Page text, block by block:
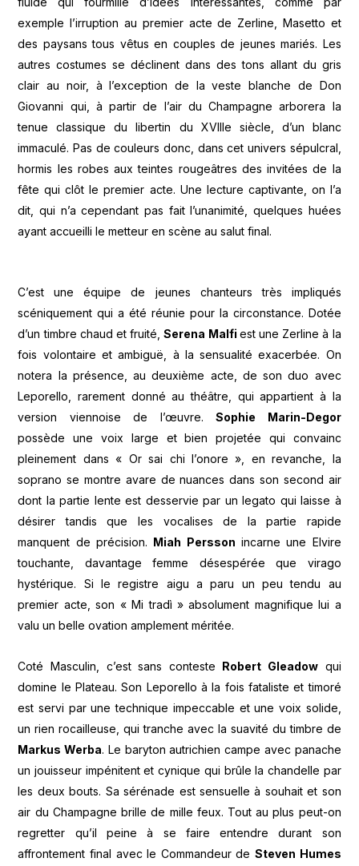
exemple l’irruption au premier acte de Zerline, Masetto et
des paysans tous vêtus en couples de jeunes mariés. Les
autres costumes se déclinent dans des tons allant du gris
clair au noir, à l’exception de la veste blanche de Don
Giovanni qui, à partir de l’air du Champagne arborera la
tenue classique du libertin du XVIIIe siècle, d’un blanc
immaculé. Pas de couleurs donc, dans cet univers sépulcral,
hormis les robes aux teintes rougeâtres des invitées de la
fête qui clôt le premier acte. Une lecture captivante, on l’a
dit, qui n’a cependant pas fait l’unanimité, quelques huées
ayant accueilli le metteur en scène au salut final.
C’est une équipe de jeunes chanteurs très impliqués
scéniquement qui a été réunie pour la circonstance. Dotée
d’un timbre chaud et fruité,Serena Malfi est une Zerline à la
fois volontaire et ambiguë, à la sensualité exacerbée. On
notera la présence, au deuxième acte, de son duo avec
Leporello, rarement donné au théâtre, qui appartient à la
version viennoise de l’œuvre.Sophie Marin-Degor
possède une voix large et bien projetée qui convainc
pleinement dans « Or sai chi l’onore », en revanche, la
soprano se montre avare de nuances dans son second air
dont la partie lente est desservie par un legato qui laisse à
désirer tandis que les vocalises de la partie rapide
manquent de précision.
Miah Persson incarne une Elvire
touchante, davantage femme désespérée que virago
hystérique. Si le registre aigu a paru un peu tendu au
premier acte, son « Mi tradì » absolument magnifique lui a
valu un belle ovation amplement méritée.
Coté Masculin, c’est sans conteste Robert Gleadow qui
domine le Plateau. Son Leporello à la fois fataliste et timoré
est servi par une technique impeccable et une voix solide,
un rien rocailleuse, qui tranche avec la suavité du timbre de
Markus Werba. Le baryton autrichien campe avec panache
un jouisseur impénitent et cynique qui brûle la chandelle par
les deux bouts. Sa sérénade est sensuelle à souhait et son
air du Champagne brille de mille feux. Tout au plus peut-on
regretter qu’il peine à se faire entendre durant son
affrontement final avec le Commandeur deSteven Humes